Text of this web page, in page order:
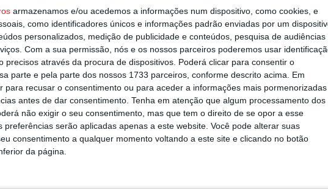
armazenamos e/ou acedemos a informações num dispositivo, como cookies, e
como identificadores únicos e informações padrão enviadas por um
personalizados, medição de publicidade e conteúdos, pesquisa de audiências
Com a sua permissão, nós e os nossos parceiros poderemos usar
precisos através da procura de dispositivos. Poderá clicar para consentir o
parte e pela parte dos nossos 1733 parceiros, conforme descrito acima. Em
para recusar o consentimento ou para aceder a informações mais
antes de dar consentimento. Tenha em atenção que algum processamento dos
não exigir o seu consentimento, mas que tem o direito de se opor a esse
preferências serão aplicadas apenas a este website. Você pode alterar suas
consentimento a qualquer momento voltando a este site e clicando no botão
da página.
em setembro com Rui Veloso
Viseu: GNR
por furto de
6 de Agosto, 2026
Tondela: